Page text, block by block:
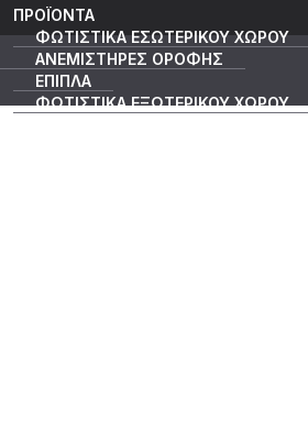
ΠΡΟΪΟΝΤΑ
ΦΩΤΙΣΤΙΚΑ ΕΣΩΤΕΡΙΚΟΥ ΧΩΡΟΥ
ΑΝΕΜΙΣΤΗΡΕΣ ΟΡΟΦΗΣ
ΕΠΙΠΛΑ
ΦΩΤΙΣΤΙΚΑ ΕΞΩΤΕΡΙΚΟΥ ΧΩΡΟΥ